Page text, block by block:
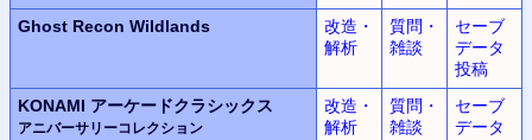
Ghost Recon Wildlands
改造・
解析
質問・
雑談
セーブ
データ
投稿
KONAMI アーケードクラシックス
アニバーサリーコレクション
改造・
解析
質問・
雑談
セーブ
データ